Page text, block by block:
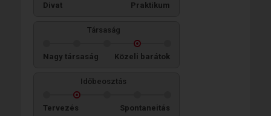
Divat Praktikum
Társaság
Nagy társaság Közeli barátok
Időbeosztás
Tervezés Spontaneitás